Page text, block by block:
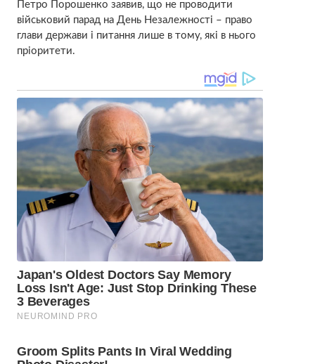
Петро Порошенко заявив, що не проводити
військовий парад на День Незалежності – право
глави держави і питання лише в тому, які в нього
пріоритети.